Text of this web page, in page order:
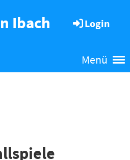
Ibach Login
Menü